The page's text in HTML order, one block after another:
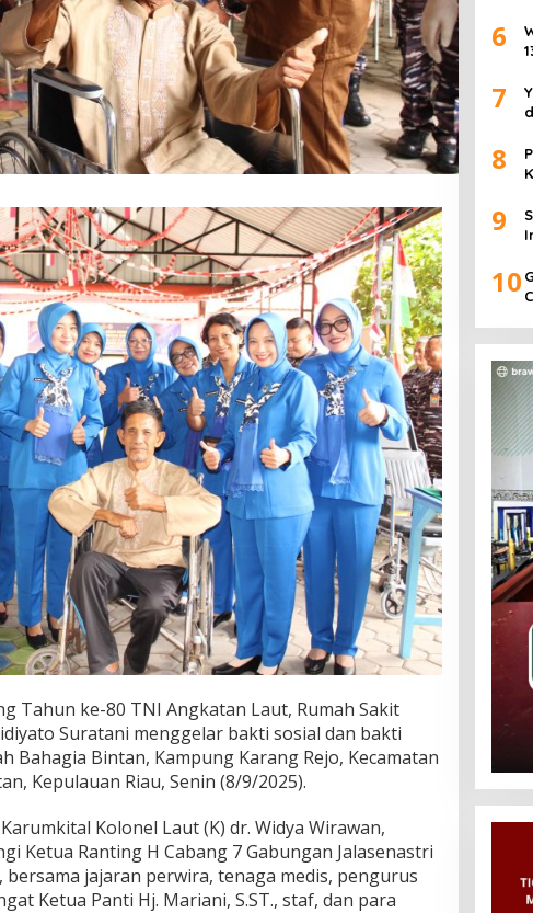
Tahun ke-80 TNI Angkatan Laut, Rumah Sakit
Suratani menggelar bakti sosial dan bakti
Bahagia Bintan, Kampung Karang Rejo, Kecamatan
Kepulauan Riau, Senin (8/9/2025).
Kolonel Laut (K) dr. Widya Wirawan,
Ketua Ranting H Cabang 7 Gabungan Jalasenastri
bersama jajaran perwira, tenaga medis, pengurus
Ketua Panti Hj. Mariani, S.ST., staf, dan para
6
7
8
9
10